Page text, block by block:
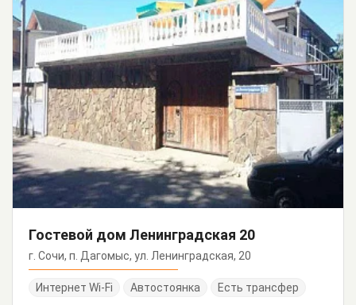
Гостевой дом Ленинградская 20
г. Сочи, п. Дагомыс, ул. Ленинградская, 20
Интернет Wi-Fi Автостоянка Есть трансфер